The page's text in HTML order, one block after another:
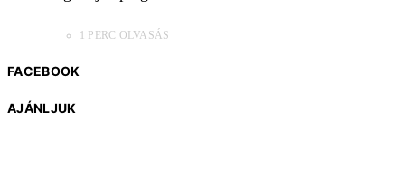
1 PERC OLVASÁS
FACEBOOK
AJÁNLJUK